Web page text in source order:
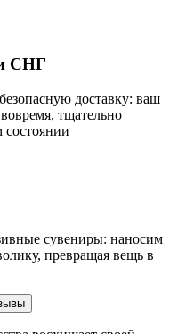
СНГ
доставку: ваш
тщательно
сувениры: наносим
превращая вещь в